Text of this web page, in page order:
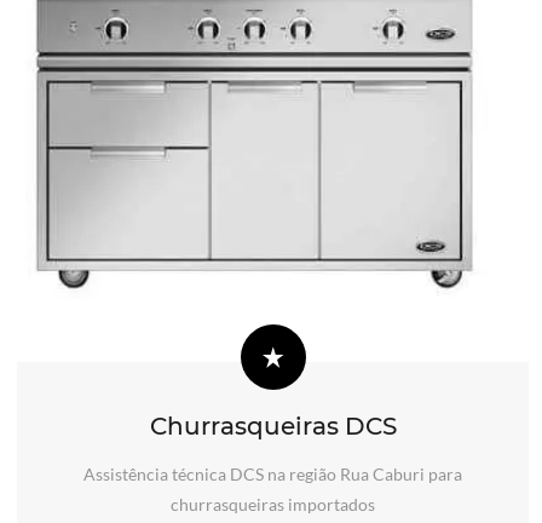
Churrasqueiras DCS
Assistência técnica DCS na região Rua Caburi para
churrasqueiras importados